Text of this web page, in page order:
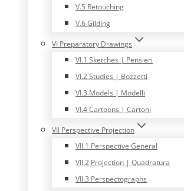
V.5 Retouching
V.6 Gilding
VI Preparatory Drawings
VI.1 Sketches | Pensieri
VI.2 Studies | Bozzetti
VI.3 Models | Modelli
VI.4 Cartoons | Cartoni
VII Perspective Projection
VII.1 Perspective General
VII.2 Projection | Quadratura
VII.3 Perspectographs